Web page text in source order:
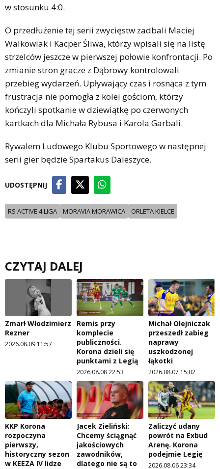
w stosunku 4:0.
O przedłużenie tej serii zwycięstw zadbali Maciej
Walkowiak i Kacper Śliwa, którzy wpisali się na listę
strzelców jeszcze w pierwszej połowie konfrontacji. Po
zmianie stron gracze z Dąbrowy kontrolowali
przebieg wydarzeń. Upływający czas i rosnąca z tym
frustracja nie pomogła z kolei gościom, którzy
kończyli spotkanie w dziewiątkę po czerwonych
kartkach dla Michała Rybusa i Karola Garbali.
Rywalem Ludowego Klubu Sportowego w następnej
serii gier będzie Spartakus Daleszyce.
UDOSTĘPNIJ
RS ACTIVE 4 LIGA MORAVIA MORAWICA ORLETA KIELCE
CZYTAJ DALEJ
Zmarł Włodzimierz
Rezner
2026.08.09 11:57
Remis przy
komplecie
publiczności.
Korona dzieli się
punktami z Legią
2026.08.08 22:53
Michał Olejniczak
przeszedł zabieg
naprawy
uszkodzonej
łąkotki
2026.08.07 15:02
KKP Korona
rozpoczyna
pierwszy,
historyczny sezon
w KEEZA IV lidze
Jacek Zieliński:
Chcemy ściągnąć
jakościowych
zawodników,
dlatego nie są to
Zaliczyć udany
powrót na Exbud
Arenę. Korona
podejmie Legię
2026.08.06 23:34